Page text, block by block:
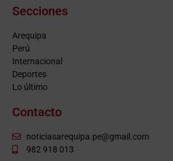
Secciones
Arequipa
Perú
Internacional
Deportes
Lo último
Contacto
noticiasarequipa.pe@gmail.com
982 918 013